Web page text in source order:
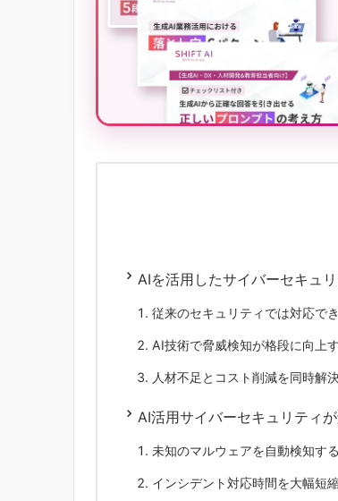
AIを活用したサイバーセキュ
従来のセキュリティでは対応で
AI技術で脅威検知が格段に向上
人材不足とコスト削減を同時解
AI活用サイバーセキュリティ
未知のマルウェアを自動検知する
インシデント対応時間を大幅短